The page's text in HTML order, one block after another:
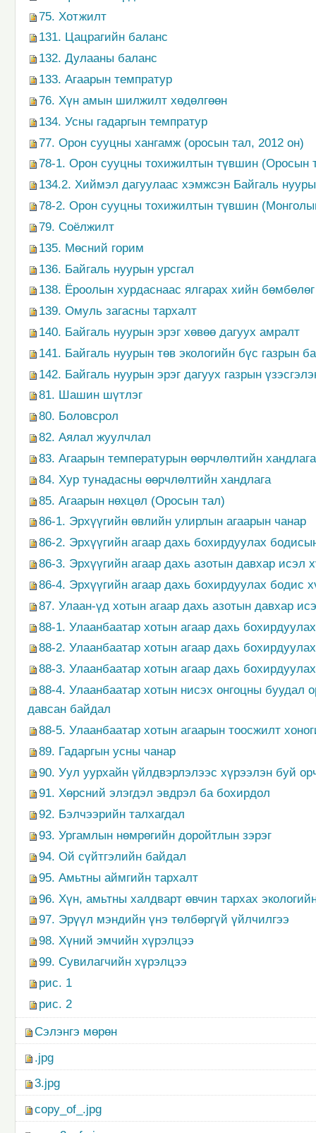
75. Хотжилт
131. Цацрагийн баланс
132. Дулааны баланс
133. Агаарын темпратур
76. Хүн амын шилжилт хөдөлгөөн
134. Усны гадаргын темпратур
77. Орон сууцны хангамж (оросын тал, 2012 он)
78-1. Орон сууцны тохижилтын түвшин (Оросын
134.2. Хиймэл дагуулаас хэмжсэн Байгаль
78-2. Орон сууцны тохижилтын түвшин
79. Соёлжилт
135. Мөсний горим
136. Байгаль нуурын урсгал
138. Ёроолын хурдаснаас ялгарах хийн бөмбөлөг
139. Омуль загасны тархалт
140. Байгаль нуурын эрэг хөвөө дагуух амралт
141. Байгаль нуурын төв экологийн бүс газрын
142. Байгаль нуурын эрэг дагуух газрын
81. Шашин шүтлэг
80. Боловсрол
82. Аялал жуулчлал
83. Агаарын температурын өөрчлөлтийн хандлага
84. Хур тунадасны өөрчлөлтийн хандлага
85. Агаарын нөхцөл (Оросын тал)
86-1. Эрхүүгийн өвлийн улирлын агаарын чанар
86-2. Эрхүүгийн агаар дахь бохирдуулах
86-3. Эрхүүгийн агаар дахь азотын давхар исэл
86-4. Эрхүүгийн агаар дахь бохирдуулах бодис
87. Улаан-үд хотын агаар дахь азотын давхар
88-1. Улаанбаатар хотын агаар дахь
88-2. Улаанбаатар хотын агаар дахь
88-3. Улаанбаатар хотын агаар дахь
88-4. Улаанбаатар хотын нисэх онгоцны буудал
давсан байдал
88-5. Улаанбаатар хотын агаарын тоосжилт
89. Гадаргын усны чанар
90. Уул уурхайн үйлдвэрлэлээс хүрээлэн буй
91. Хөрсний элэгдэл эвдрэл ба бохирдол
92. Бэлчээрийн талхагдал
93. Ургамлын нөмрөгийн доройтлын зэрэг
94. Ой сүйтгэлийн байдал
95. Амьтны аймгийн тархалт
96. Хүн, амьтны халдварт өвчин тархах
97. Эрүүл мэндийн үнэ төлбөргүй үйлчилгээ
98. Хүний эмчийн хүрэлцээ
99. Сувилагчийн хүрэлцээ
рис. 1
рис. 2
Сэлэнгэ мөрөн
.jpg
3.jpg
copy_of_.jpg